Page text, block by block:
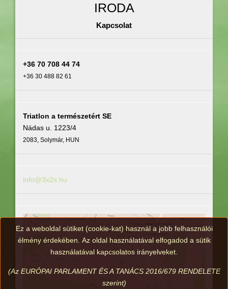
IRODA
Kapcsolat
+36 70 708 44 74
+36 30 488 82 61
Triatlon a természetért SE
Nádas u. 1223/4
2083, Solymár, HUN
info@3x2s.hu
Ez a weboldal sütiket (cookie-kat) használ a jobb felhasználói
élmény érdekében. Az oldal használatával elfogadod a sütik
használatával kapcsolatos irányelveket.
(Az EURÓPAI PARLAMENT ÉS A TANÁCS 2016/679 RENDELETE
szerint)